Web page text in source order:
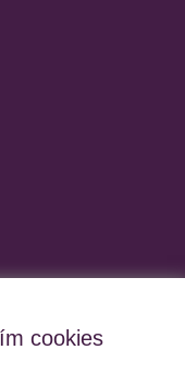
cookies